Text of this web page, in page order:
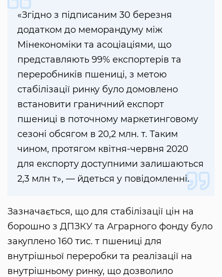
«Згідно з підписаним 30 березня
додатком до меморандуму між
Мінекономіки та асоціаціями, що
представляють 99% експортерів та
переробників пшениці, з метою
стабілізації ринку було домовлено
встановити граничний експорт
пшениці в поточному маркетинговому
сезоні обсягом в 20,2 млн. т. Таким
чином, протягом квітня-червня 2020
для експорту доступними залишаються
2,3 млн т», — йдеться у повідомленні.
Зазначається, що для стабілізації цін на
борошно з ДПЗКУ та Аграрного фонду було
закуплено 160 тис. т пшениці для
внутрішньої переробки та реалізації на
внутрішньому ринку, що дозволило